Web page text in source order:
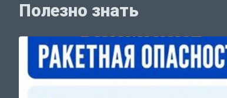
Полезно знать